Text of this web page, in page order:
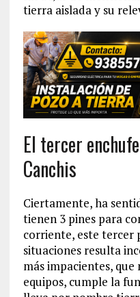
tierra aislada y su
El tercer
Canchis
Ciertamente, ha
tienen 3 pines para
corriente, este tercer
situaciones resulta
más impacientes,
equipos, cumple la